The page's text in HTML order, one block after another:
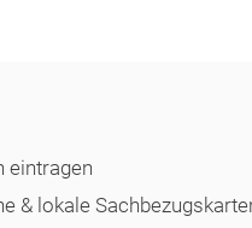
eintragen
& lokale